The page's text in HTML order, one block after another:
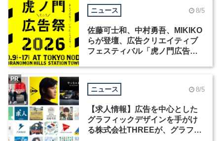
ニュース 8/5
佐藤可士和、中村勇吾、MIKIKO
らが登壇、広告クリエイティブ
フェスティバル「虎ノ門広告
ニュース 8/5
【求人情報】広告を中心とした
グラフィックデザインを手がけ
る株式会社THREEが、グラフィ
PR